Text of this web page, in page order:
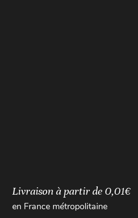
Livraison à partir de 0,01€
en France métropolitaine